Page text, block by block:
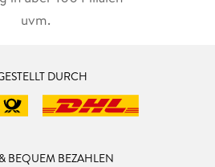
uvm.
DURCH
BEQUEM BEZAHLEN